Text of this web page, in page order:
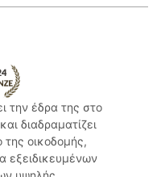
την έδρα της στο
διαδραματίζει
της οικοδομής,
εξειδικευμένων